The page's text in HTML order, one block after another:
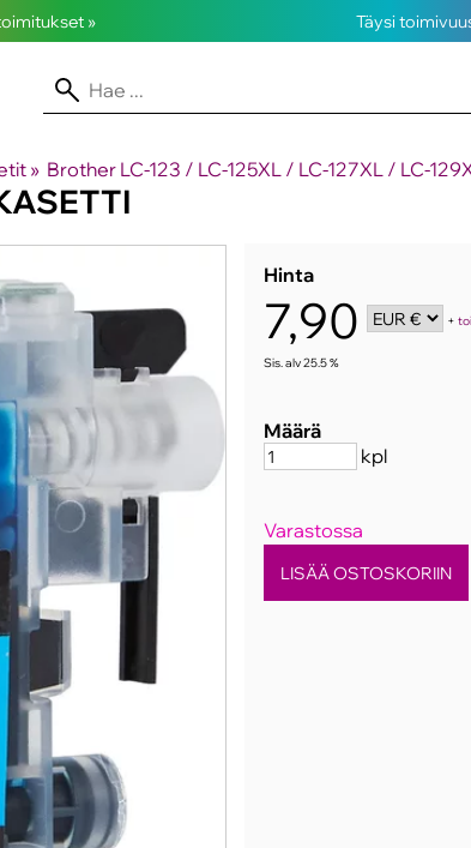
» Täysi
‪» Brother LC-123 / LC-125XL / LC-127XL / LC-
Hinta
7,90 +
Sis. alv 25.5 %
Määrä
kpl
Varastossa